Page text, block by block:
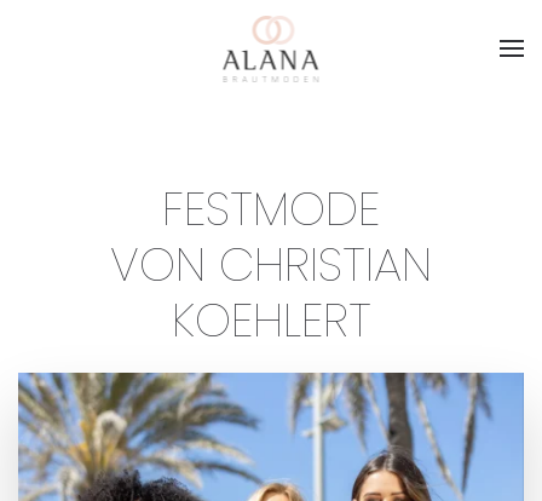
Skip to main content
FESTMODE
VON CHRISTIAN
KOEHLERT